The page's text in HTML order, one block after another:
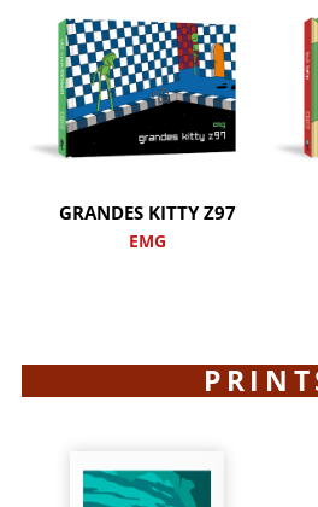
GRANDES KITTY Z97
EMG